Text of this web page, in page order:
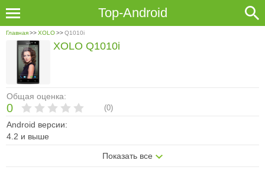
Top-Android
Главная>>XOLO>>Q1010i
Общая оценка:
0 (0)
Android версии:
4.2 и выше
Показать все
XOLO Q1010i